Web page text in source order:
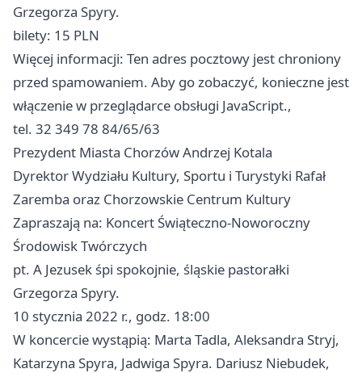
Grzegorza Spyry.
bilety: 15 PLN
Więcej informacji: Ten adres pocztowy jest chroniony
przed spamowaniem. Aby go zobaczyć, konieczne jest
włączenie w przeglądarce obsługi JavaScript.,
tel. 32 349 78 84/65/63
Prezydent Miasta ChorzówAndrzej Kotala
Dyrektor Wydziału Kultury, Sportu i Turystyki Rafał
Zaremba oraz Chorzowskie Centrum Kultury
Zapraszają na: Koncert Świąteczno-Noworoczny
Środowisk Twórczych
pt. A Jezusek śpi spokojnie, śląskie pastorałki
Grzegorza Spyry.
10 stycznia 2022 r., godz. 18:00
W koncercie wystąpią: Marta Tadla, Aleksandra Stryj,
Katarzyna Spyra, Jadwiga Spyra. Dariusz Niebudek,